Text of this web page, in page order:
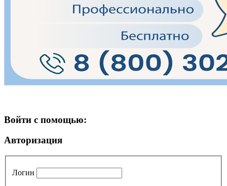
Войти с помощью:
Авторизация
Логин